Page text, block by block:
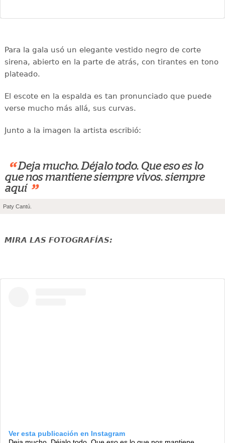
Para la gala usó un elegante vestido negro de corte
sirena, abierto en la parte de atrás, con tirantes en tono
plateado.
El escote en la espalda es tan pronunciado que puede
verse mucho más allá, sus curvas.
Junto a la imagen la artista escribió:
“ Deja mucho. Déjalo todo. Que eso es lo
que nos mantiene siempre vivos. siempre
aquí ”
Paty Cantú.
MIRA LAS FOTOGRAFÍAS:
Ver esta publicación en Instagram